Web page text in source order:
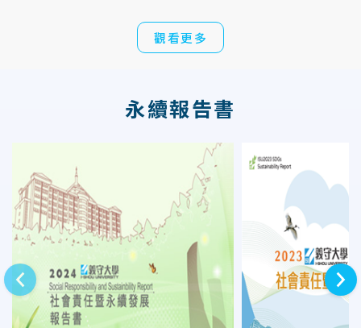
觀看更多
永續報告書
上一則 下一則